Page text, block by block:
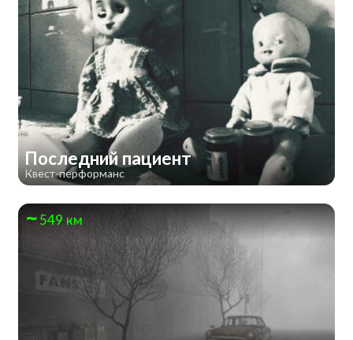
Последний пациент
Квест-перформанс
549 км